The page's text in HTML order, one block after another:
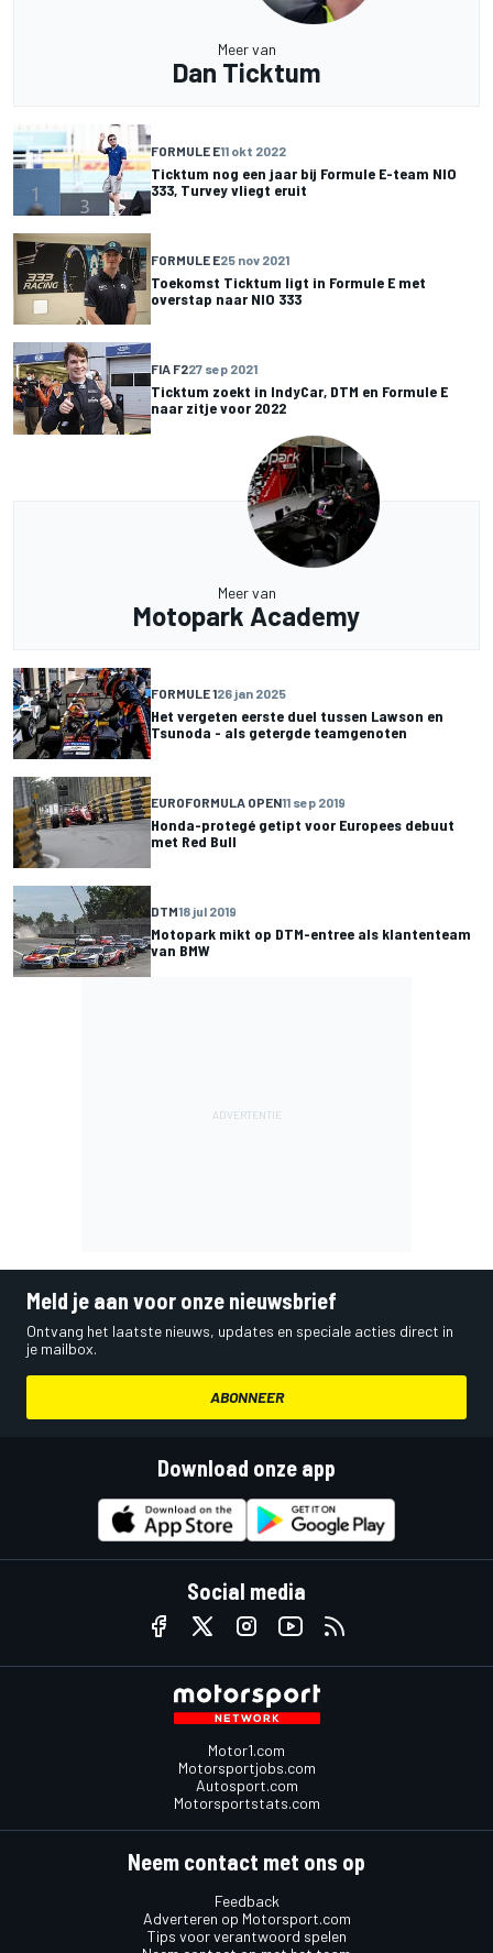
Meer van
Dan Ticktum
FORMULE E11 okt 2022
Ticktum nog een jaar bij Formule E-team NIO
333, Turvey vliegt eruit
FORMULE E25 nov 2021
Toekomst Ticktum ligt in Formule E met
overstap naar NIO 333
FIA F227 sep 2021
Ticktum zoekt in IndyCar, DTM en Formule E
naar zitje voor 2022
Meer van
Motopark Academy
FORMULE 126 jan 2025
Het vergeten eerste duel tussen Lawson en
Tsunoda - als getergde teamgenoten
EUROFORMULA OPEN11 sep 2019
Honda-protegé getipt voor Europees debuut
met Red Bull
DTM18 jul 2019
Motopark mikt op DTM-entree als klantenteam
van BMW
Meld je aan voor onze nieuwsbrief
Ontvang het laatste nieuws, updates en speciale acties direct in
je mailbox.
ABONNEER
Download onze app
Social media
Motor1.com
Motorsportjobs.com
Autosport.com
Motorsportstats.com
Neem contact met ons op
Feedback
Adverteren op Motorsport.com
Tips voor verantwoord spelen